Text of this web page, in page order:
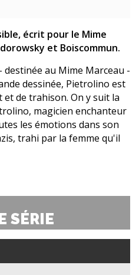
écrit pour le Mime
et Boiscommun.
destinée au Mime Marceau -
dessinée, Pietrolino est
de trahison. On y suit la
magicien enchanteur
les émotions dans son
trahi par la femme qu'il
SÉRIE